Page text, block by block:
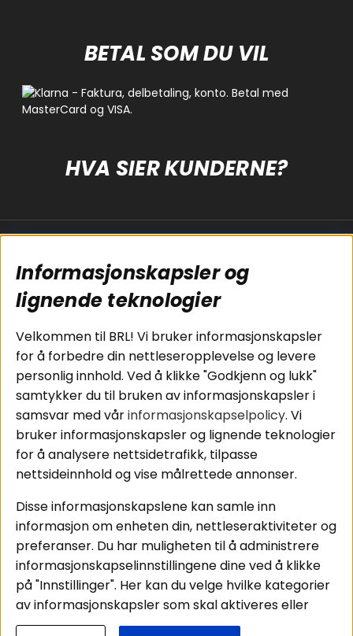
BETAL SOM DU VIL
HVA SIER KUNDERNE?
Koblingsguide for
subwoofers
Tilkobling av
bilforsterker
Koblingsguide for
midbasser
Butikker
Våre ambassadører
- Team BRL
Cookies
Kjøpsvilkår
Personvernpolicy
Service / Garanti /
Retur
Billyd
Lyd til hjemmet
Pakkeløsninger
Hva passer i bilen
Instagram
Facebook
Youtube
Tiktok
Informasjonskapsler og
lignende teknologier
Velkommen til BRL! Vi bruker informasjonskapsler
for å forbedre din nettleseropplevelse og levere
personlig innhold. Ved å klikke "Godkjenn og lukk"
samtykker du til bruken av informasjonskapsler i
samsvar med vårinformasjonskapselpolicy. Vi
bruker informasjonskapsler og lignende teknologier
for å analysere nettsidetrafikk, tilpasse
nettsideinnhold og vise målrettede annonser.
Disse informasjonskapslene kan samle inn
informasjon om enheten din, nettleseraktiviteter og
preferanser. Du har muligheten til å administrere
informasjonskapselinnstillingene dine ved å klikke
på "Innstillinger". Her kan du velge hvilke kategorier
av informasjonskapsler som skal aktiveres eller
deaktiveres. Vær oppmerksom på at deaktivering